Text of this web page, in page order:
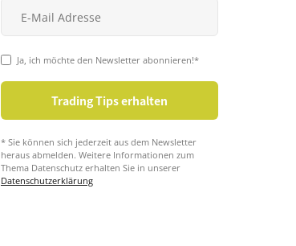
Ja, ich möchte den Newsletter abonnieren!*
* Sie können sich jederzeit aus dem Newsletter
heraus abmelden. Weitere Informationen zum
Thema Datenschutz erhalten Sie in unserer
Datenschutzerklärung